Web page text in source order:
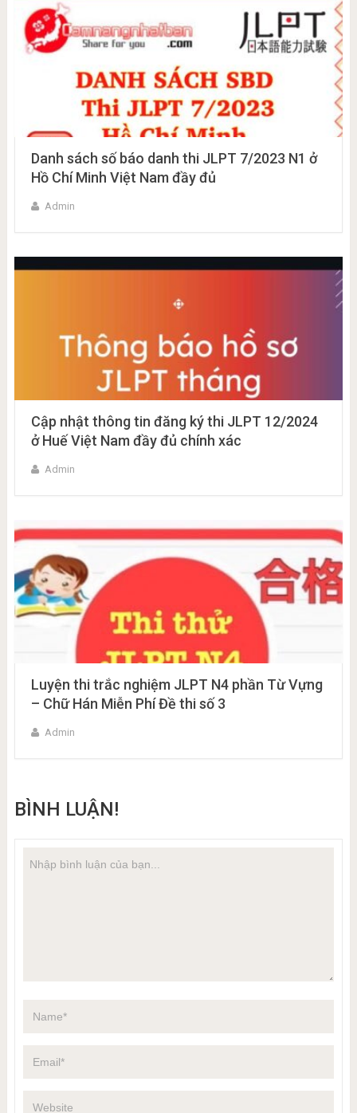
Danh sách số báo danh thi JLPT 7/2023 N1 ở
Hồ Chí Minh Việt Nam đầy đủ
Admin
Cập nhật thông tin đăng ký thi JLPT 12/2024
ở Huế Việt Nam đầy đủ chính xác
Admin
Luyện thi trắc nghiệm JLPT N4 phần Từ Vựng
– Chữ Hán Miễn Phí Đề thi số 3
Admin
BÌNH LUẬN!